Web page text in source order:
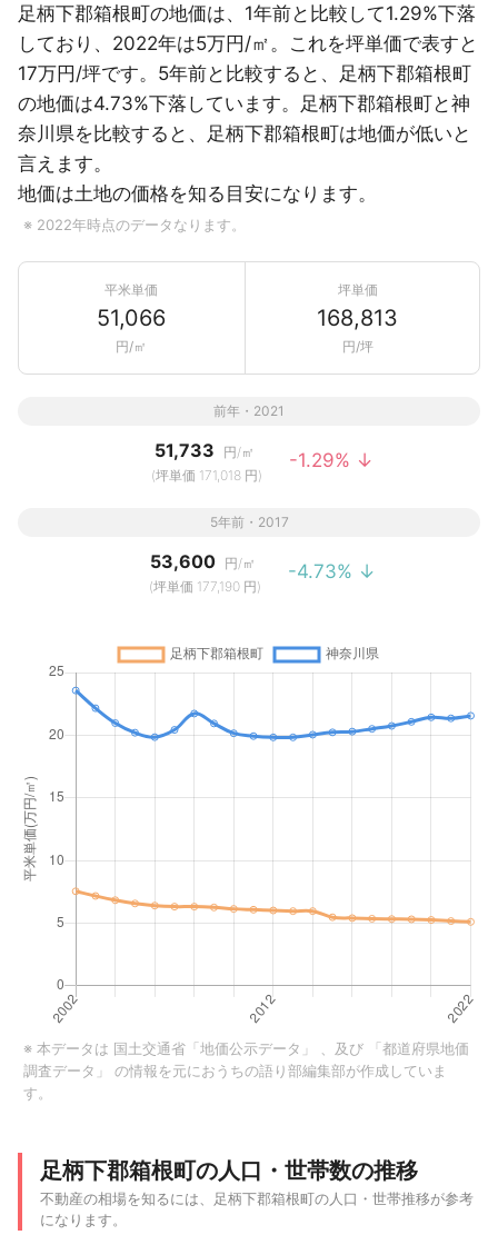
足柄下郡箱根町の地価は、1年前と比較して1.29%下落
しており、2022年は5万円/㎡。これを坪単価で表すと
17万円/坪です。5年前と比較すると、足柄下郡箱根町
の地価は4.73%下落しています。足柄下郡箱根町と神
奈川県を比較すると、足柄下郡箱根町は地価が低いと
言えます。
地価は土地の価格を知る目安になります。
※ 2022年時点のデータなります。
平米単価
51,066
円/㎡
坪単価
168,813
円/坪
前年・2021
51,733
円/㎡
(坪単価 171,018 円)
-1.29% ↓
5年前・2017
53,600 円/㎡
(坪単価 177,190 円)
-4.73% ↓
※ 本データは 国土交通省「地価公示データ」 、及び
「都道府県地価
調査データ」
の情報を元におうちの語り部編集部が作成していま
す。
足柄下郡箱根町の人口・世帯数の推移
不動産の相場を知るには、足柄下郡箱根町の人口・世帯推移が参考
になります。